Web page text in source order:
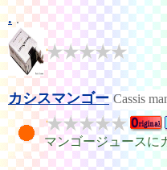
. .
カシスマンゴー Cassis
マンゴージュースに